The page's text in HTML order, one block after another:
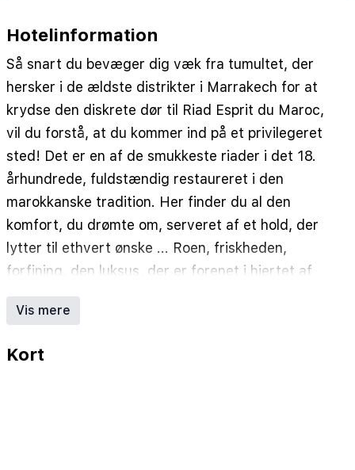
Hotelinformation
Så snart du bevæger dig væk fra tumultet, der
hersker i de ældste distrikter i Marrakech for at
krydse den diskrete dør til Riad Esprit du Maroc,
vil du forstå, at du kommer ind på et privilegeret
sted! Det er en af de smukkeste riader i det 18.
århundrede, fuldstændig restaureret i den
marokkanske tradition. Her finder du al den
komfort, du drømte om, serveret af et hold, der
lytter til ethvert ønske ... Roen, friskheden,
forfining, den luksus, der er forenet i hjertet af
Medina, retfærdiggør fuldt ud navnet på Riad
"Marokkos ånd"! | Hvert af Riadens 11 værelser
identitet, personliggjort af en dominerende farve
Vis mere
Kort